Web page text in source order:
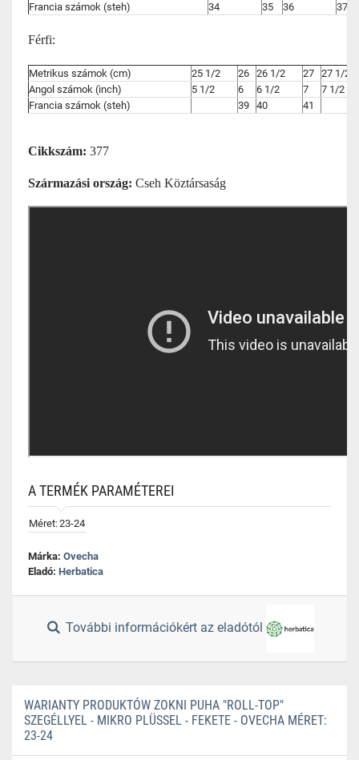
Francia számok (steh)
34 35 36 37
Férfi:
Metrikus számok (cm) 25 1/2 26 26 1/2 27 27 1/2
Angol számok (inch)
5 1/2 6 6 1/2 7
7 1/2
Francia számok (steh)
39 40 41
Cikkszám: 377
Származási ország: Cseh Köztársaság
A TERMÉK PARAMÉTEREI
Méret:23-24
Márka: Ovecha
Eladó: Herbatica
További információkért az eladótól
WARIANTY PRODUKTÓW ZOKNI PUHA "ROLL-TOP"
SZEGÉLLYEL - MIKRO PLÜSSEL - FEKETE - OVECHA MÉRET:
23-24